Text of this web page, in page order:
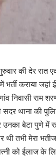
की देर
कराया जहां
राम
सदर थाना
बेटा पुणे
तभी मेरा
को ईलाज